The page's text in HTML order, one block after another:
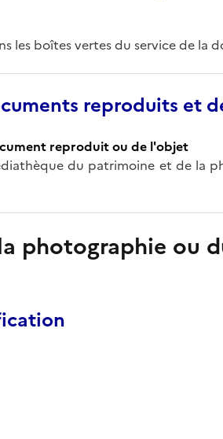
les boîtes vertes du service de la
reproduits et
reproduit ou de l'objet
du patrimoine et de la
photographie ou